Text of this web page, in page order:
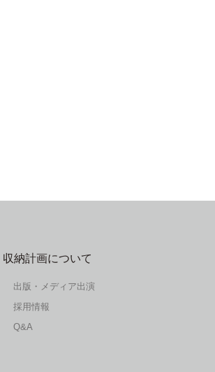
収納計画について
出版・メディア出演
採用情報
Q&A